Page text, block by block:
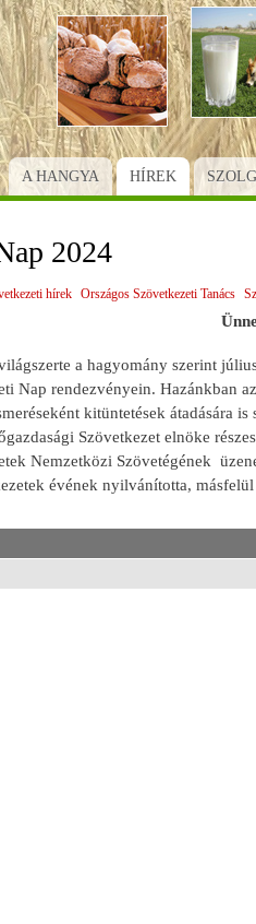
Ugrás
a
tartalomra
A HANGYA HÍREK
2024
hírek Országos Szövetkezeti Tanács
a hagyomány szerint
Nap rendezvényein. Hazánkban
kitüntetések átadására
Szövetkezet elnöke
Nemzetközi Szövetégének
évének nyilvánította,